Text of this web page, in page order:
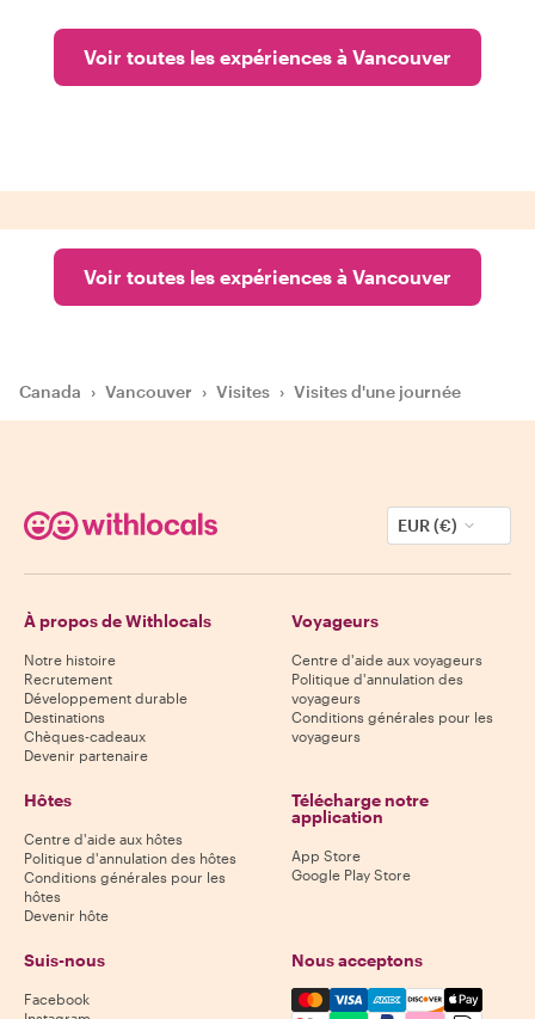
Voir toutes les expériences à Vancouver
Voir toutes les expériences à Vancouver
Canada › Vancouver › Visites › Visites d'une journée
EUR (€)
À propos de Withlocals
Notre histoire
Recrutement
Développement durable
Destinations
Chèques-cadeaux
Devenir partenaire
Voyageurs
Centre d'aide aux voyageurs
Politique d'annulation des
voyageurs
Conditions générales pour les
voyageurs
Hôtes
Centre d'aide aux hôtes
Politique d'annulation des hôtes
Conditions générales pour les
hôtes
Devenir hôte
Télécharge notre
application
App Store
Google Play Store
Suis-nous
Facebook
Nous acceptons
Mastercard, Visa, Amex,